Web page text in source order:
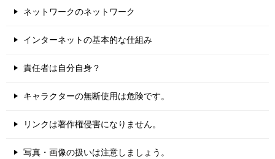
ネットワークのネットワーク
インターネットの基本的な仕組み
責任者は自分自身？
キャラクターの無断使用は危険です。
リンクは著作権侵害になりません。
写真・画像の扱いは注意しましょう。